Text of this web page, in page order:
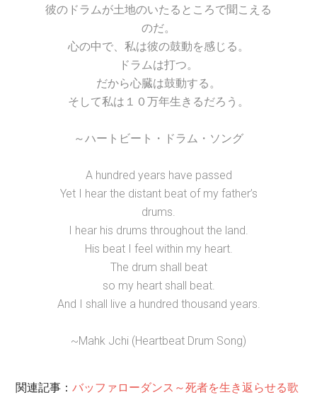
彼のドラムが土地のいたるところで聞こえる
のだ。
心の中で、私は彼の鼓動を感じる。
ドラムは打つ。
だから心臓は鼓動する。
そして私は１０万年生きるだろう。
～ハートビート・ドラム・ソング
A hundred years have passed
Yet I hear the distant beat of my father’s
drums.
I hear his drums throughout the land.
His beat I feel within my heart.
The drum shall beat
so my heart shall beat.
And I shall live a hundred thousand years.
~Mahk Jchi (Heartbeat Drum Song)
関連記事：バッファローダンス～死者を生き返らせる歌